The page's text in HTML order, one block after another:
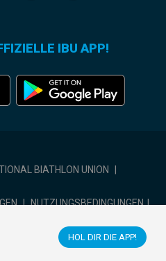
HOL DIR DIE APP!
IBU APP!
BIATHLON UNION
| NUTZUNGSBEDINGUNGEN |